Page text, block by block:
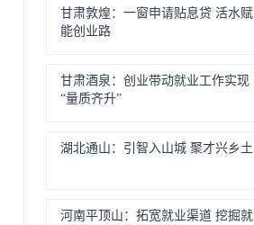
甘肃敦煌：一窗申请贴息贷 活水赋
能创业路
甘肃酒泉：创业带动就业工作实现
“量质齐升”
湖北通山：引智入山城 聚才兴乡土
河南平顶山：拓宽就业渠道 挖掘就